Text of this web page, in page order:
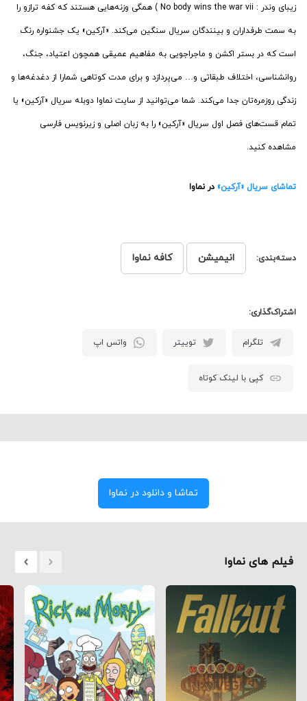
زیبای وندر : No body wins the war vii ) همگی وزنه‌هایی هستند که کفه ترازو را
به سمت طرفداران و بینندگان سریال سنگین می‌کند. «آرکین» یک جشنواره رنگ
است که در بستر اکشن و ماجراجویی به مفاهیم عمیقی همچون اعتیاد، جنگ،
روانشناسی، اختلاف طبقاتی و… می‌پردازد و برای مدت کوتاهی شمارا از دغدغه‌ها و
زندگی روزمره‌تان جدا می‌کند. شما می‌توانید از سایت نماوا دوبله سریال «آرکین» یا
تمام قست‌های فصل اول سریال «آرکین» را به زبان اصلی و زیرنویس فارسی
مشاهده کنید.
تماشای سریال «آرکین» در نماوا
دسته‌بندی: انیمیشن کافه نماوا
اشتراک‌گذاری:
تلگرام توییتر واتس اپ
کپی با لینک کوتاه
تماشا و دانلود در نماوا
فیلم های نماوا